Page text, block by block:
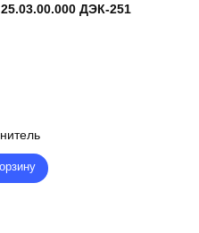
ДЭК-251